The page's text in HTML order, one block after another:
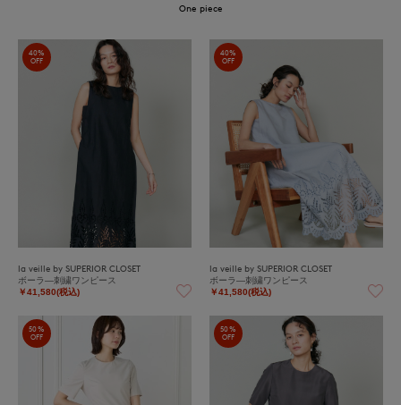
One piece
40%
OFF
la veille by SUPERIOR CLOSET
ボーラ―刺繍ワンピース
￥41,580(税込)
40%
OFF
la veille by SUPERIOR CLOSET
ボーラ―刺繍ワンピース
￥41,580(税込)
50%
OFF
50%
OFF